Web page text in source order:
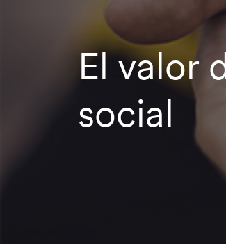
El valor
social